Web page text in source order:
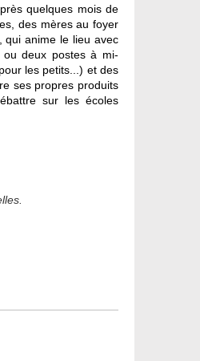
quelques mois de
des mères au foyer
qui anime le lieu avec
ou deux postes à mi-
les petits...) et des
ses propres produits
sur les écoles